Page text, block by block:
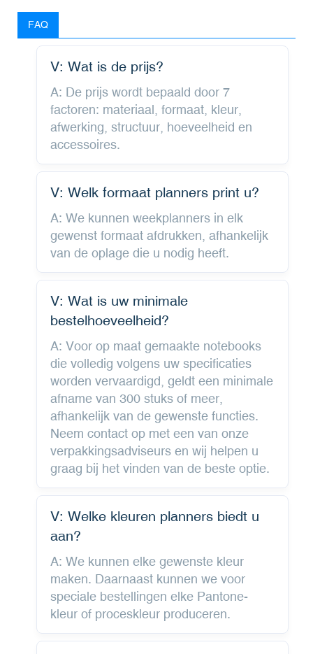
FAQ
V: Wat is de prijs?
A: De prijs wordt bepaald door 7
factoren: materiaal, formaat, kleur,
afwerking, structuur, hoeveelheid en
accessoires.
V: Welk formaat planners print u?
A: We kunnen weekplanners in elk
gewenst formaat afdrukken, afhankelijk
van de oplage die u nodig heeft.
V: Wat is uw minimale
bestelhoeveelheid?
A: Voor op maat gemaakte notebooks
die volledig volgens uw specificaties
worden vervaardigd, geldt een minimale
afname van 300 stuks of meer,
afhankelijk van de gewenste functies.
Neem contact op met een van onze
verpakkingsadviseurs en wij helpen u
graag bij het vinden van de beste optie.
V: Welke kleuren planners biedt u
aan?
A: We kunnen elke gewenste kleur
maken. Daarnaast kunnen we voor
speciale bestellingen elke Pantone-
kleur of proceskleur produceren.